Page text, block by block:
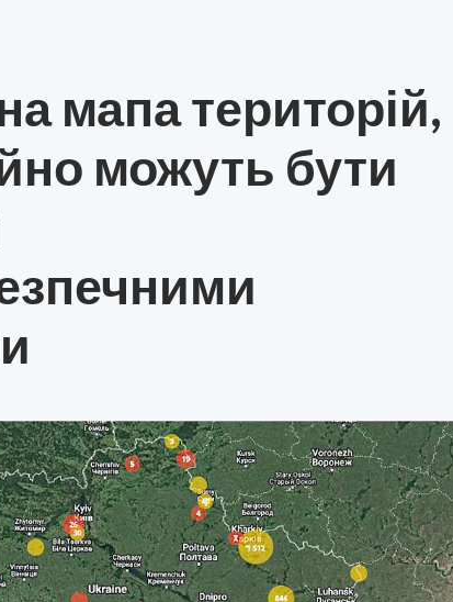
мапа територій,
можуть бути